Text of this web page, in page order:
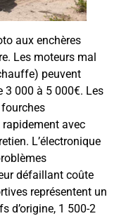
aux enchères
Les moteurs mal
peuvent
3 000 à 5 000€. Les
avec
L’électronique
défaillant coûte
représentent un
d’origine, 1 500-2